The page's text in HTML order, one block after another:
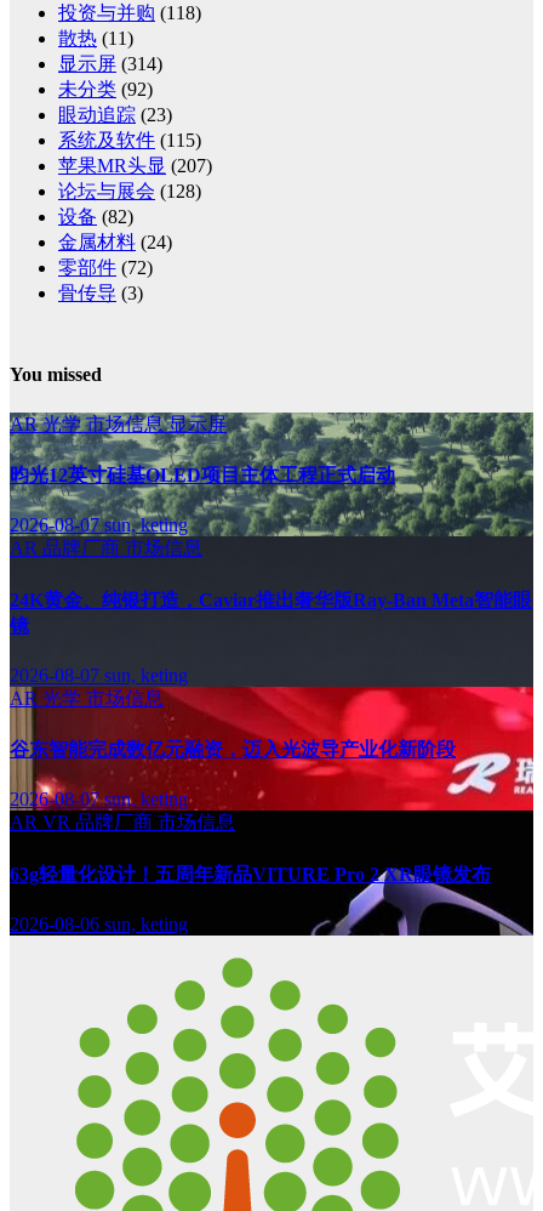
投资与并购 (118)
散热 (11)
显示屏 (314)
未分类 (92)
眼动追踪 (23)
系统及软件 (115)
苹果MR头显 (207)
论坛与展会 (128)
设备 (82)
金属材料 (24)
零部件 (72)
骨传导 (3)
You missed
AR光学市场信息显示屏
昀光12英寸硅基OLED项目主体工程正式启动
2026-08-07sun, keting
AR 品牌厂商 市场信息
24K黄金、纯银打造，Caviar推出奢华版Ray-Ban Meta智能眼
镜
2026-08-07 sun, keting
AR 光学 市场信息
谷东智能完成数亿元融资，迈入光波导产业化新阶段
2026-08-07sun, keting
AR VR 品牌厂商 市场信息
63g轻量化设计！五周年新品VITURE Pro 2 XR眼镜发布
2026-08-06 sun, keting